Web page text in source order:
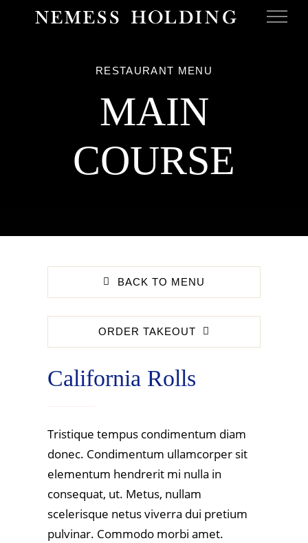
RESTAURANT MENU
MAIN
COURSE
BACK TO MENU
ORDER TAKEOUT
California Rolls
Tristique tempus condimentum diam
donec. Condimentum ullamcorper sit
elementum hendrerit mi nulla in
consequat, ut. Metus, nullam
scelerisque netus viverra dui pretium
pulvinar. Commodo morbi amet.